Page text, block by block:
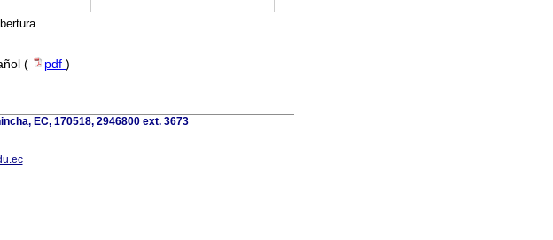
( pdf )
EC, 170518, 2946800 ext. 3673